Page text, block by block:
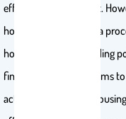
effective management.
housing production is a
housing system, including
financing. This study aims
activate cooperative